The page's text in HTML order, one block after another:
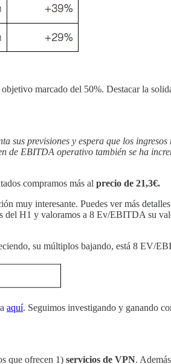
marcado del 50%. Destacar la
sus previsiones y espera que los
EBITDA operativo también se ha
compramos más al precio de 21,3€.
muy interesante. Puedes ver más
H1 y valoramos a 8 Ev/EBITDA su
su múltiplos bajando, está 8 EV/
aquí. Seguimos investigando y ganando
que ofrecen 1) servicios de VPN.